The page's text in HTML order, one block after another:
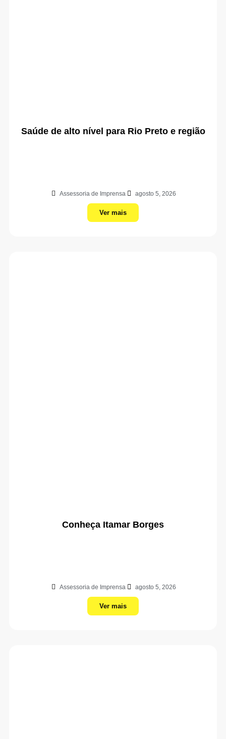
Saúde de alto nível para Rio Preto e região
Assessoria de Imprensa agosto 5, 2026
Ver mais
Conheça Itamar Borges
Assessoria de Imprensa agosto 5, 2026
Ver mais